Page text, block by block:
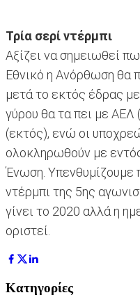
Τρία σερί ντέρμπι
Αξίζει να σημειωθεί
Εθνικό η Ανόρθωση θα
μετά το εκτός έδρας
γύρου θα τα πει με
(εκτός), ενώ οι
ολοκληρωθούν με
Ένωση. Υπενθυμίζουμε
ντέρμπι της 5ης
γίνει το 2020 αλλά η
οριστεί.
Κατηγορίες